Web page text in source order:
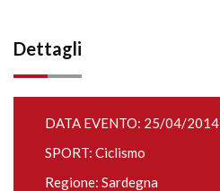
Dettagli
DATA EVENTO: 25/04/2014
SPORT: Ciclismo
Regione: Sardegna